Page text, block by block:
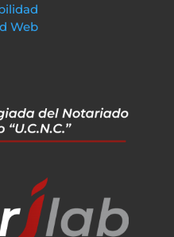
Web